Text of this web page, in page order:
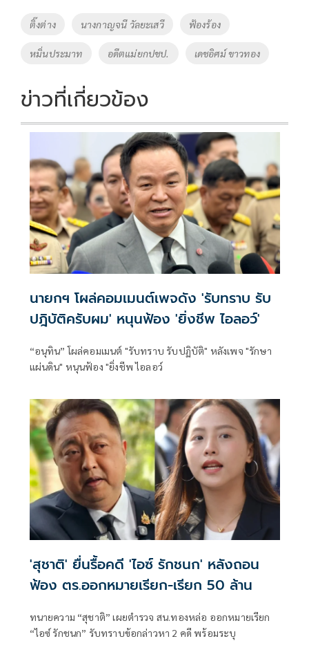
o
o
k
Li
k
Tags
ติ๊งต่าง นางกาญจนี วัลยะเสวี ฟ้องร้อง
หมิ่นประมาท อดีตแม่ยกปชป. เดชอิศม์ ขาวทอง
ข่าวที่เกี่ยวข้อง
นายกฯ โผล่คอมเมนต์เพจดัง 'รับทราบ รับ
ปฎิบัติครับผม' หนุนฟ้อง 'ยิ่งชีพ ไอลอว์'
“อนุทิน” โผล่คอมเมนต์ "รับทราบ รับปฏิบัติ" หลังเพจ "รักษา
แผ่นดิน" หนุนฟ้อง "ยิ่งชีพ ไอลอว์
'สุชาติ' ยื่นรื้อคดี 'ไอซ์ รักชนก' หลังถอน
ฟ้อง ตร.ออกหมายเรียก-เรียก 50 ล้าน
ทนายความ “สุชาติ” เผยตำรวจ สน.ทองหล่อ ออกหมายเรียก
“ไอซ์ รักชนก” รับทราบข้อกล่าวหา 2 คดี พร้อมระบุ